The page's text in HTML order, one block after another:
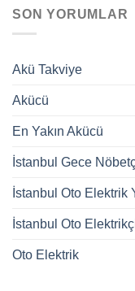
SON YORUMLAR
Akü Takviye
Akücü
En Yakın Akücü
İstanbul Gece
İstanbul Oto Elektrik
İstanbul Oto
Oto Elektrik